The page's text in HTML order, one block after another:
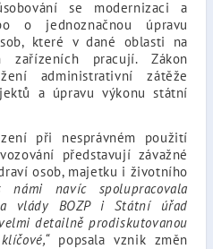
se modernizaci a
o jednoznačnou úpravu
které v dané oblasti na
zařízeních pracují. Zákon
administrativní zátěže
a úpravu výkonu státní
při nesprávném použití
představují závažné
osob, majetku i životního
námi navíc spolupracovala
vlády BOZP i Státní úřad
detailně prodiskutovanou
popsala vznik změn